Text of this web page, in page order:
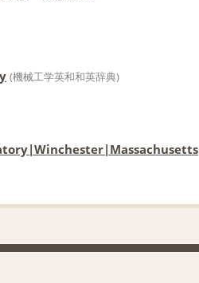
(機械工学英和和英辞典)